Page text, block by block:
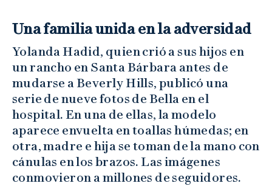
Una familia unida en la adversidad
Yolanda Hadid, quien crió a sus hijos en
un rancho en Santa Bárbara antes de
mudarse a Beverly Hills, publicó una
serie de nueve fotos de Bella en el
hospital. En una de ellas, la modelo
aparece envuelta en toallas húmedas; en
otra, madre e hija se toman de la mano con
cánulas en los brazos. Las imágenes
conmovieron a millones de seguidores.